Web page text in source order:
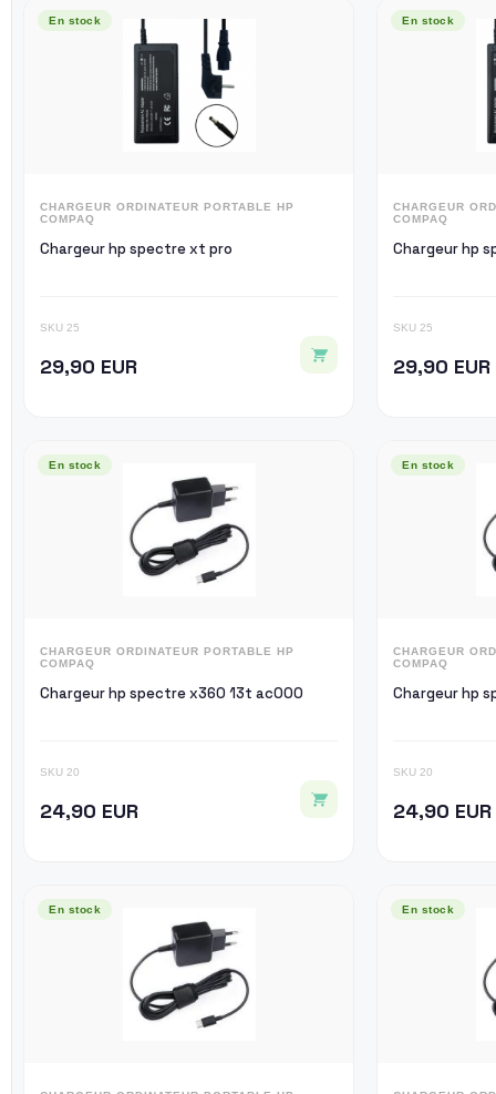
En stock
CHARGEUR ORDINATEUR PORTABLE HP
COMPAQ
Chargeur hp spectre xt pro
SKU 25
29,90 EUR
En stock
CHARGEUR
COMPAQ
SKU 25
29,90 EUR
En stock
CHARGEUR ORDINATEUR PORTABLE HP
COMPAQ
Chargeur hp spectre x360 13t ac000
SKU 20
24,90 EUR
En stock
CHARGEUR
COMPAQ
SKU 20
24,90 EUR
En stock En stock